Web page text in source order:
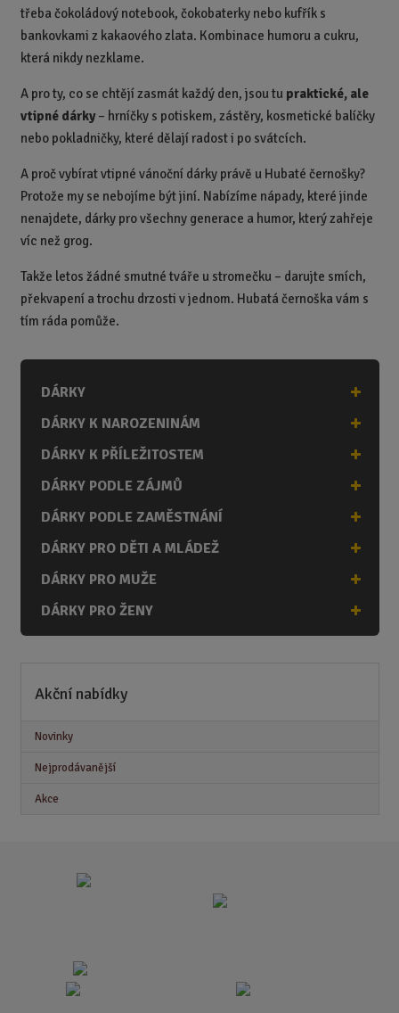
třeba čokoládový notebook, čokobaterky nebo kufřík s
bankovkami z kakaového zlata. Kombinace humoru a cukru,
která nikdy nezklame.
A pro ty, co se chtějí zasmát každý den, jsou tu praktické, ale
vtipné dárky– hrníčky s potiskem, zástěry, kosmetické balíčky
nebo pokladničky, které dělají radost i po svátcích.
A proč vybírat vtipné vánoční dárky právě u Hubaté černošky?
Protože my se nebojíme být jiní. Nabízíme nápady, které jinde
nenajdete, dárky pro všechny generace a humor, který zahřeje
víc než grog.
Takže letos žádné smutné tváře u stromečku – darujte smích,
překvapení a trochu drzosti v jednom. Hubatá černoška vám s
tím ráda pomůže.
DÁRKY
DÁRKY K NAROZENINÁM
DÁRKY K PŘÍLEŽITOSTEM
DÁRKY PODLE ZÁJMŮ
DÁRKY PODLE ZAMĚSTNÁNÍ
DÁRKY PRO DĚTI A MLÁDEŽ
DÁRKY PRO MUŽE
DÁRKY PRO ŽENY
Akční nabídky
Novinky
Nejprodávanější
Akce